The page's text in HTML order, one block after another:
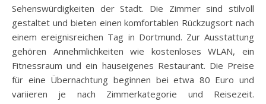
Sehenswürdigkeiten der Stadt. Die Zimmer sind stilvoll
gestaltet und bieten einen komfortablen Rückzugsort nach
einem ereignisreichen Tag in Dortmund. Zur Ausstattung
gehören Annehmlichkeiten wie kostenloses WLAN, ein
Fitnessraum und ein hauseigenes Restaurant. Die Preise
für eine Übernachtung beginnen bei etwa 80 Euro und
variieren je nach Zimmerkategorie und Reisezeit.